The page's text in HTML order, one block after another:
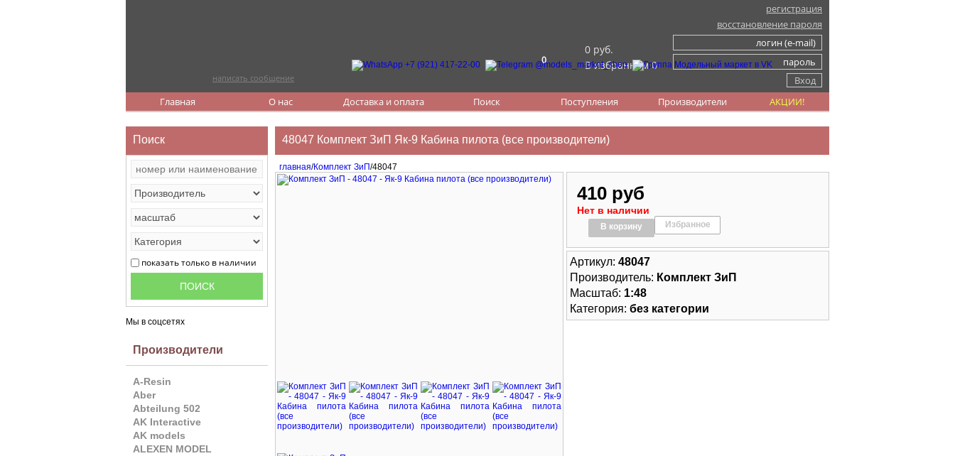
регистрация
восстановление пароля
0
0 руб.
В избранном 0
написать сообщение
Главная О нас Доставка и оплата Поиск Поступления Производители АКЦИИ!
Поиск
показать только в наличии
Мы в соцсетях
Производители
A-Resin
Aber
Abteilung 502
AK Interactive
AK models
ALEXEN MODEL
48047 Комплект ЗиП Як-9 Кабина пилота (все производители)
главная/Комплект ЗиП/48047
410 руб
Нет в наличии
В корзину Избранное
Артикул: 48047
Производитель: Комплект ЗиП
Масштаб: 1:48
Категория: без категории